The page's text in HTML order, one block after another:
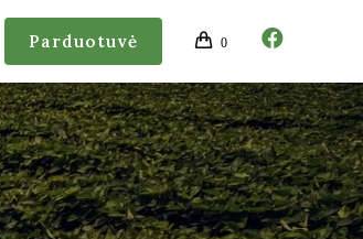
Parduotuvė 0